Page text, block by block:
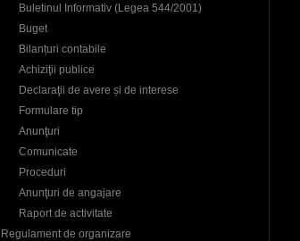
Buletinul Informativ (Legea 544/2001)
Buget
Bilanțuri contabile
Achiziţii publice
Declaraţii de avere și de interese
Formulare tip
Anunţuri
Comunicate
Proceduri
Anunţuri de angajare
Raport de activitate
Regulament de organizare